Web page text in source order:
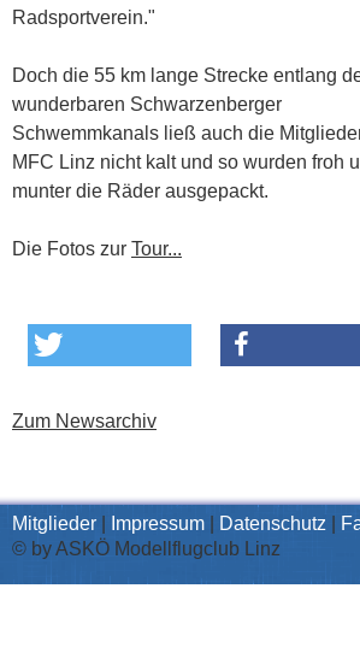
Radsportverein."
Doch die 55 km lange Strecke entlang
wunderbaren Schwarzenberger
Schwemmkanals ließ auch die
MFC Linz nicht kalt und so wurden froh
munter die Räder ausgepackt.
Die Fotos zur Tour...
Zum Newsarchiv
Mitglieder Impressum Datenschutz
© by ASKÖ Modellflugclub Linz